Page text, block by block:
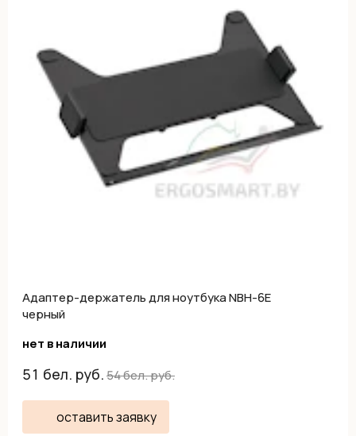
Адаптер-держатель для ноутбука NBH-6E
черный
нет в наличии
51 бел. руб.54бел. руб.
оставить заявку